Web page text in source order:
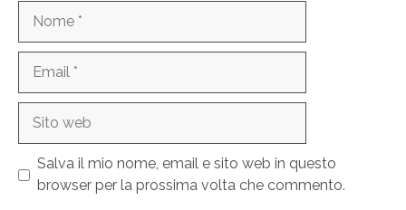
Salva il mio nome, email e sito web in questo
browser per la prossima volta che commento.